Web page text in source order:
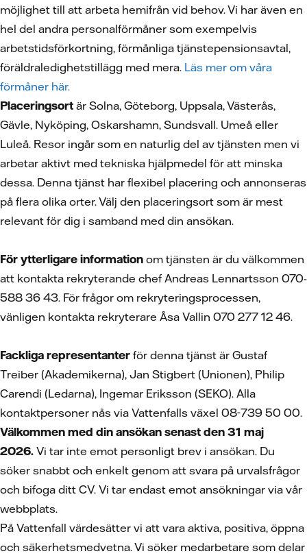
möjlighet till att arbeta hemifrån vid behov. Vi har även en
hel del andra personalförmåner som exempelvis
arbetstidsförkortning, förmånliga tjänstepensionsavtal,
föräldraledighetstillägg med mera. Läs mer om våra
förmåner här.
Placeringsort är Solna, Göteborg, Uppsala, Västerås,
Gävle, Nyköping, Oskarshamn, Sundsvall. Umeå eller
Luleå. Resor ingår som en naturlig del av tjänsten men vi
arbetar aktivt med tekniska hjälpmedel för att minska
dessa. Denna tjänst har flexibel placering och annonseras
på flera olika orter. Välj den placeringsort som är mest
relevant för dig i samband med din ansökan.
För ytterligare information om tjänsten är du välkommen
att kontakta rekryterande chef Andreas Lennartsson 070-
588 36 43. För frågor om rekryteringsprocessen,
vänligen kontakta rekryterare Åsa Vallin 070 277 12 46.
Fackliga representanter för denna tjänst är Gustaf
Treiber (Akademikerna), Jan Stigbert (Unionen), Philip
Carendi (Ledarna), Ingemar Eriksson (SEKO). Alla
kontaktpersoner nås via Vattenfalls växel 08-739 50 00.
Välkommen med din ansökan senast den 31 maj
2026. Vi tar inte emot personligt brev i ansökan. Du
söker snabbt och enkelt genom att svara på urvalsfrågor
och bifoga ditt CV. Vi tar endast emot ansökningar via vår
webbplats.
På Vattenfall värdesätter vi att vara aktiva, positiva, öppna
och säkerhetsmedvetna. Vi söker medarbetare som delar